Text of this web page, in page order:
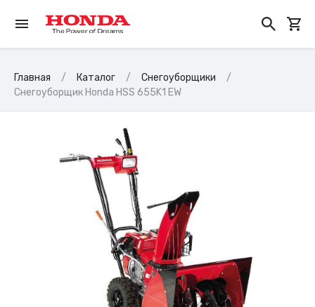
Главная Каталог
Снегоуборщики
Снегоуборщик Honda HSS 655K1 EW